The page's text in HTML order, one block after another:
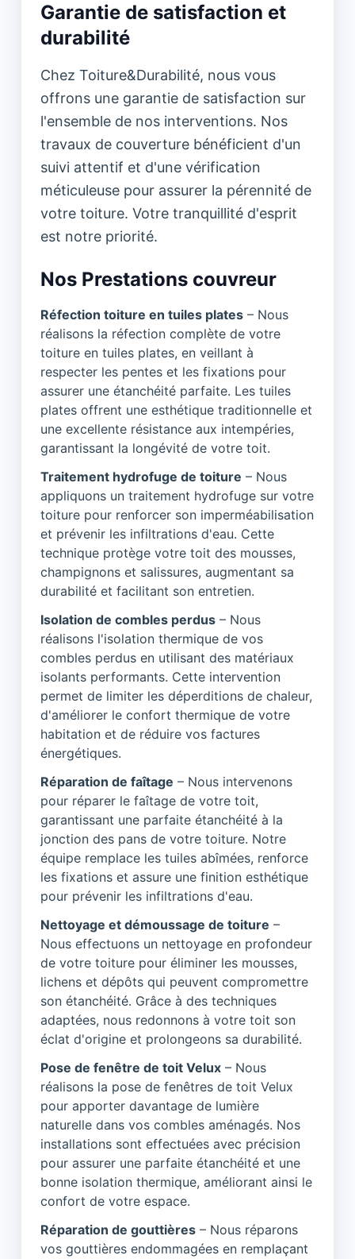
Garantie de satisfaction et
durabilité
Chez Toiture&Durabilité, nous vous
offrons une garantie de satisfaction sur
l'ensemble de nos interventions. Nos
travaux de couverture bénéficient d'un
suivi attentif et d'une vérification
méticuleuse pour assurer la pérennité de
votre toiture. Votre tranquillité d'esprit
est notre priorité.
Nos Prestations couvreur
Réfection toiture en tuiles plates – Nous
réalisons la réfection complète de votre
toiture en tuiles plates, en veillant à
respecter les pentes et les fixations pour
assurer une étanchéité parfaite. Les tuiles
plates offrent une esthétique traditionnelle et
une excellente résistance aux intempéries,
garantissant la longévité de votre toit.
Traitement hydrofuge de toiture – Nous
appliquons un traitement hydrofuge sur votre
toiture pour renforcer son imperméabilisation
et prévenir les infiltrations d'eau. Cette
technique protège votre toit des mousses,
champignons et salissures, augmentant sa
durabilité et facilitant son entretien.
Isolation de combles perdus – Nous
réalisons l'isolation thermique de vos
combles perdus en utilisant des matériaux
isolants performants. Cette intervention
permet de limiter les déperditions de chaleur,
d'améliorer le confort thermique de votre
habitation et de réduire vos factures
énergétiques.
Réparation de faîtage – Nous intervenons
pour réparer le faîtage de votre toit,
garantissant une parfaite étanchéité à la
jonction des pans de votre toiture. Notre
équipe remplace les tuiles abîmées, renforce
les fixations et assure une finition esthétique
pour prévenir les infiltrations d'eau.
Nettoyage et démoussage de toiture –
Nous effectuons un nettoyage en profondeur
de votre toiture pour éliminer les mousses,
lichens et dépôts qui peuvent compromettre
son étanchéité. Grâce à des techniques
adaptées, nous redonnons à votre toit son
éclat d'origine et prolongeons sa durabilité.
Pose de fenêtre de toit Velux – Nous
réalisons la pose de fenêtres de toit Velux
pour apporter davantage de lumière
naturelle dans vos combles aménagés. Nos
installations sont effectuées avec précision
pour assurer une parfaite étanchéité et une
bonne isolation thermique, améliorant ainsi le
confort de votre espace.
Réparation de gouttières – Nous réparons
vos gouttières endommagées en remplaçant